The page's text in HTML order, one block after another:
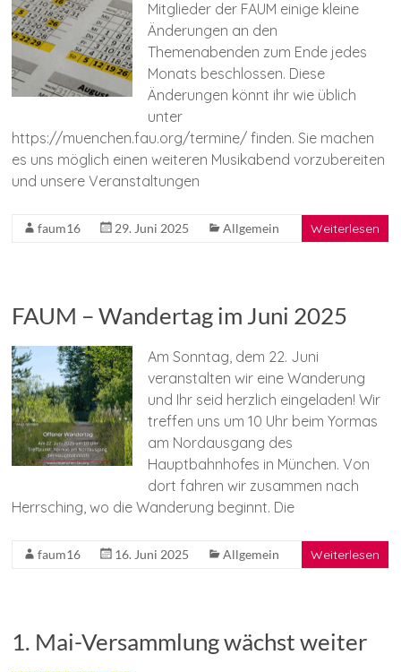
Mitglieder der FAUM einige kleine
Änderungen an den
Themenabenden zum Ende jedes
Monats beschlossen. Diese
Änderungen könnt ihr wie üblich
unter
https://muenchen.fau.org/termine/ finden. Sie machen
es uns möglich einen weiteren Musikabend vorzubereiten
und unsere Veranstaltungen
faum16 29. Juni 2025 Allgemein Weiterlesen
FAUM – Wandertag im Juni 2025
Am Sonntag, dem 22. Juni
veranstalten wir eine Wanderung
und Ihr seid herzlich eingeladen! Wir
treffen uns um 10 Uhr beim Yormas
am Nordausgang des
Hauptbahnhofes in München. Von
dort fahren wir zusammen nach
Herrsching, wo die Wanderung beginnt. Die
faum16 16. Juni 2025 Allgemein Weiterlesen
1. Mai-Versammlung wächst weiter